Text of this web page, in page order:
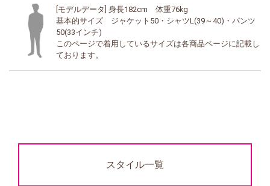
[モデルデータ] 身長182cm 体重76kg
基本的サイズ ジャケット50・シャツL(39～40)・パンツ
50(33インチ)
このページで着用しているサイズは各商品ページに記載し
ております。
スタイル一覧